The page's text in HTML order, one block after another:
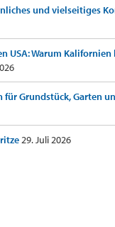
und vielseitiges
USA: Warum
für Grundstück, Garten
29. Juli 2026